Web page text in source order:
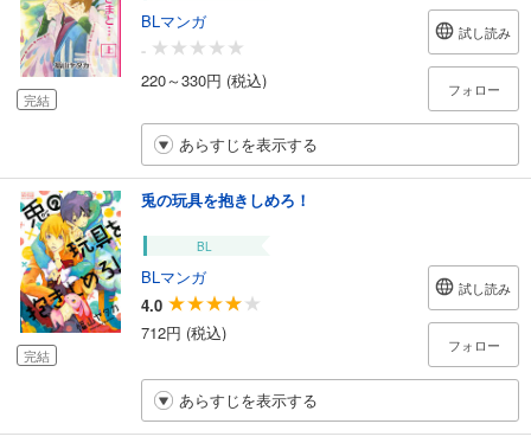
完結
BLマンガ
-
220～330円 (税込)
試し読み
フォロー
あらすじを表示する
完結
兎の玩具を抱きしめろ！
BL
BLマンガ
4.0
712円 (税込)
試し読み
フォロー
あらすじを表示する